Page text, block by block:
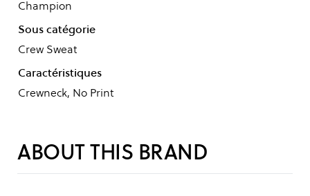
Champion
Sous catégorie
Crew Sweat
Caractéristiques
Crewneck, No Print
ABOUT THIS BRAND